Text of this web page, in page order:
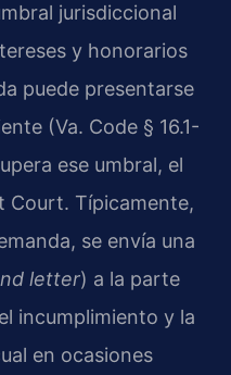
jurisdiccional
y honorarios
puede presentarse
(Va. Code § 16.1-
ese umbral, el
Court. Típicamente,
se envía una
letter) a la parte
incumplimiento y la
en ocasiones